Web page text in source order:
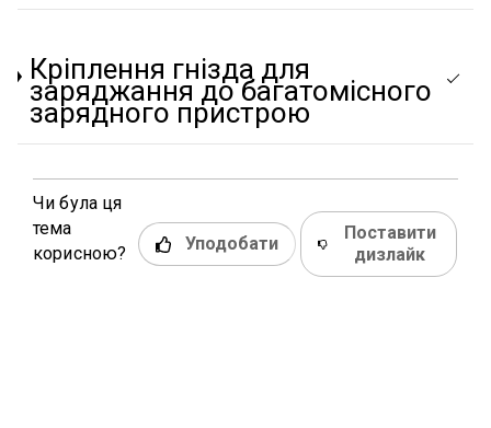
Кріплення гнізда для
заряджання до багатомісного
зарядного пристрою
Чи була ця
тема
корисною?
Уподобати
Поставити
дизлайк